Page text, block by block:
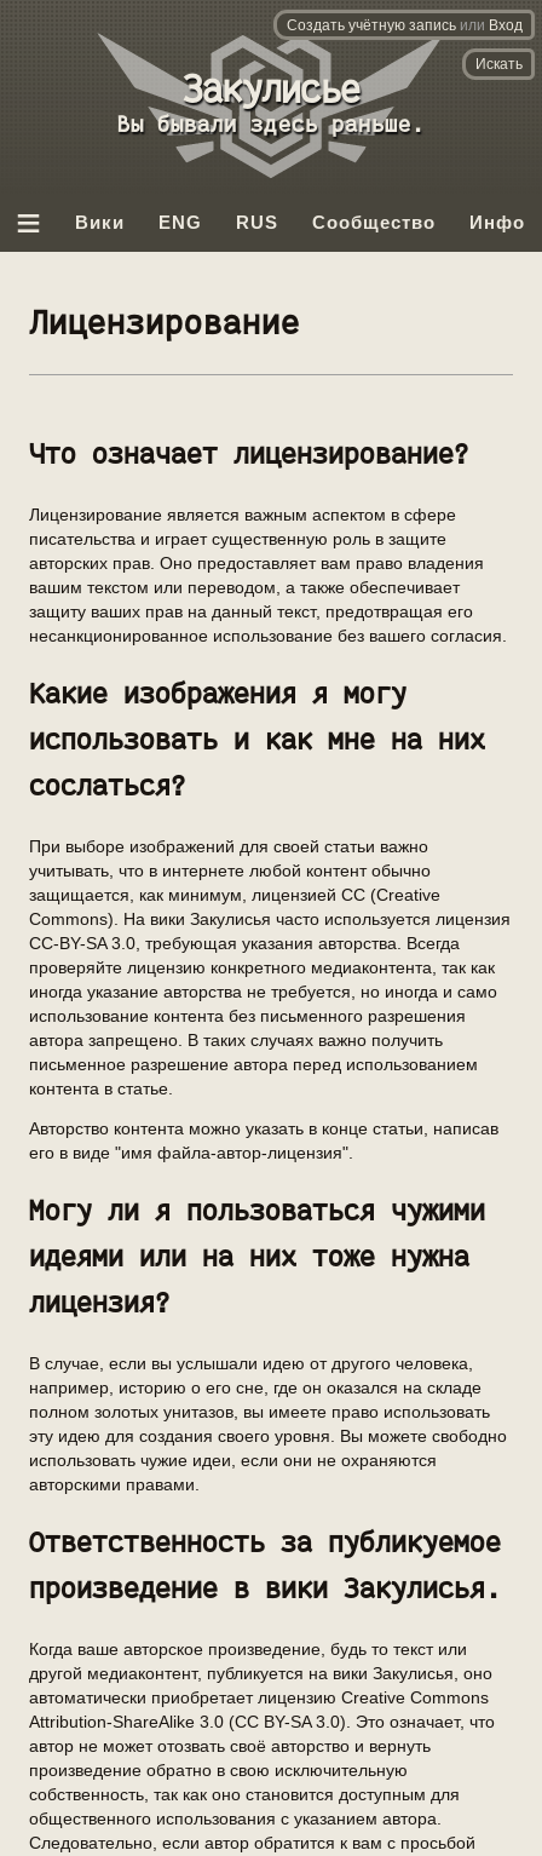
База
данных
Backrooms
Вы бывали здесь раньше.
≡ Вики ENG RUS Сообщество Инфо
Создать учётную запись или Вход
Лицензирование
Что означает лицензирование?
Лицензирование является важным аспектом в сфере
писательства и играет существенную роль в защите
авторских прав. Оно предоставляет вам право владения
вашим текстом или переводом, а также обеспечивает
защиту ваших прав на данный текст, предотвращая его
несанкционированное использование без вашего согласия.
Какие изображения я могу
использовать и как мне на них
сослаться?
При выборе изображений для своей статьи важно
учитывать, что в интернете любой контент обычно
защищается, как минимум, лицензией CC (Creative
Commons). На вики Закулисья часто используется лицензия
CC-BY-SA 3.0, требующая указания авторства. Всегда
проверяйте лицензию конкретного медиаконтента, так как
иногда указание авторства не требуется, но иногда и само
использование контента без письменного разрешения
автора запрещено. В таких случаях важно получить
письменное разрешение автора перед использованием
контента в статье.
Авторство контента можно указать в конце статьи, написав
его в виде "имя файла-автор-лицензия".
Могу ли я пользоваться чужими
идеями или на них тоже нужна
лицензия?
В случае, если вы услышали идею от другого человека,
например, историю о его сне, где он оказался на складе
полном золотых унитазов, вы имеете право использовать
эту идею для создания своего уровня. Вы можете свободно
использовать чужие идеи, если они не охраняются
авторскими правами.
Ответственность за публикуемое
произведение в вики Закулисья.
Когда ваше авторское произведение, будь то текст или
другой медиаконтент, публикуется на вики Закулисья, оно
автоматически приобретает лицензию Creative Commons
Attribution-ShareAlike 3.0 (CC BY-SA 3.0). Это означает, что
автор не может отозвать своё авторство и вернуть
произведение обратно в свою исключительную
собственность, так как оно становится доступным для
общественного использования с указанием автора.
Следовательно, если автор обратится к вам с просьбой